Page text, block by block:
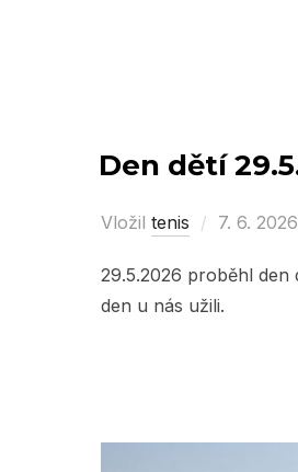
Den dětí
Vložil tenis
Posted
7. 6. 2026
29.5.2026 proběhl den
den u nás užili.